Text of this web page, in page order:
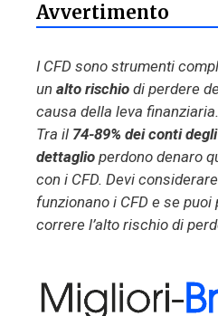
Avvertimento
I CFD sono strumenti
un alto rischio di perdere
causa della leva finanziaria.
Tra il 74-89% dei conti
dettaglio perdono denaro
con i CFD. Devi
funzionano i CFD e se
correre l’alto rischio di